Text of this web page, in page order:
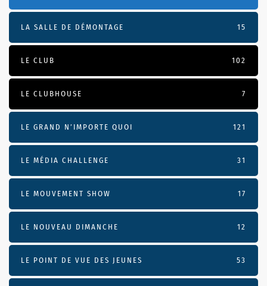
LA SALLE DE DÉMONTAGE 15
LE CLUB 102
LE CLUBHOUSE 7
LE GRAND N’IMPORTE QUOI 121
LE MÉDIA CHALLENGE 31
LE MOUVEMENT SHOW 17
LE NOUVEAU DIMANCHE 12
LE POINT DE VUE DES JEUNES 53